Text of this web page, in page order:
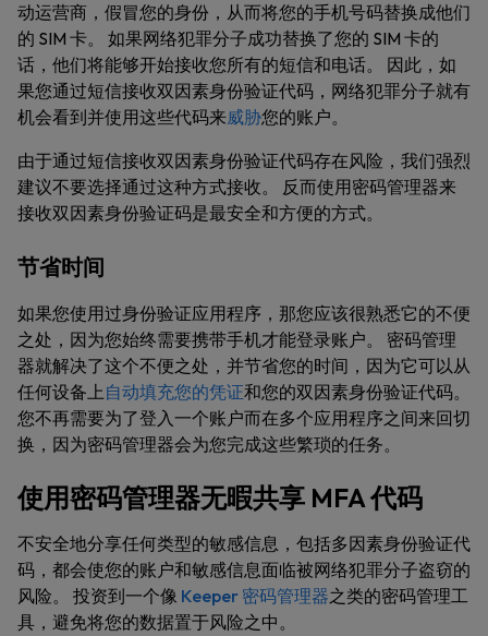
动运营商，假冒您的身份，从而将您的手机号码替换成他们
的 SIM 卡。 如果网络犯罪分子成功替换了您的 SIM 卡的
话，他们将能够开始接收您所有的短信和电话。 因此，如
果您通过短信接收双因素身份验证代码，网络犯罪分子就有
机会看到并使用这些代码来威胁您的账户。
由于通过短信接收双因素身份验证代码存在风险，我们强烈
建议不要选择通过这种方式接收。 反而使用密码管理器来
接收双因素身份验证码是最安全和方便的方式。
节省时间
如果您使用过身份验证应用程序，那您应该很熟悉它的不便
之处，因为您始终需要携带手机才能登录账户。 密码管理
器就解决了这个不便之处，并节省您的时间，因为它可以从
任何设备上自动填充您的凭证和您的双因素身份验证代码。
您不再需要为了登入一个账户而在多个应用程序之间来回切
换，因为密码管理器会为您完成这些繁琐的任务。
使用密码管理器无暇共享 MFA 代码
不安全地分享任何类型的敏感信息，包括多因素身份验证代
码，都会使您的账户和敏感信息面临被网络犯罪分子盗窃的
风险。 投资到一个像 Keeper 密码管理器之类的密码管理工
具，避免将您的数据置于风险之中。